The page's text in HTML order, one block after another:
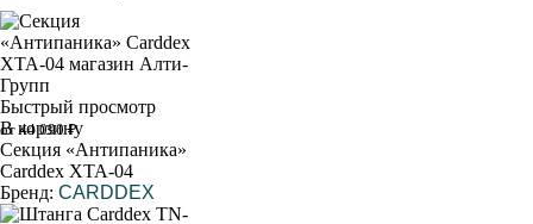
Быстрый просмотр
В корзину
от 44 090 ₽
Секция «Антипаника»
Carddex XTA-04
Бренд: CARDDEX